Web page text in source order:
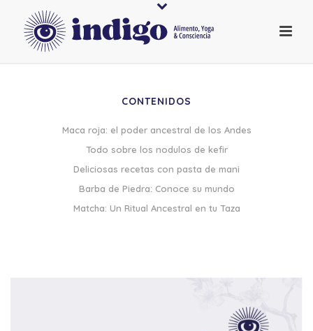
CONTENIDOS
Maca roja: el poder ancestral de los Andes
Todo sobre los nodulos de kefir
Deliciosas recetas con pasta de mani
Barba de Piedra: Conoce su mundo
Matcha: Un Ritual Ancestral en tu Taza